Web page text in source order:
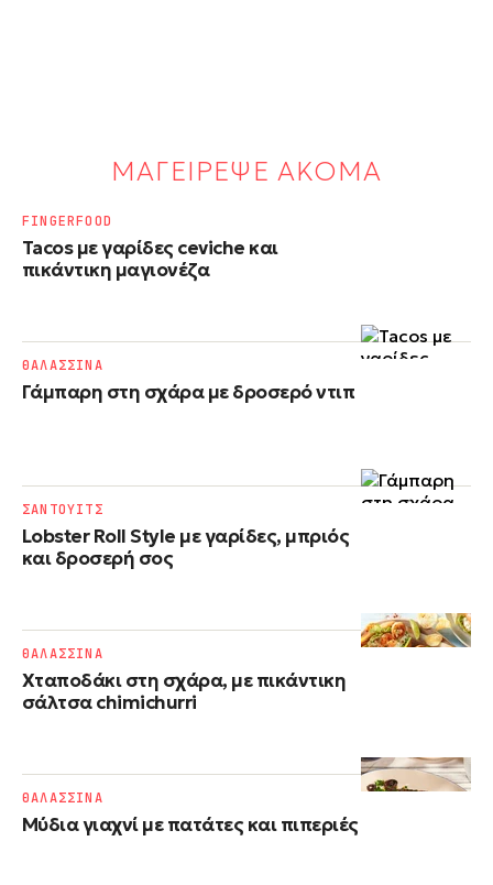
ΜΑΓΕΙΡΕΨΕ ΑΚΟΜΑ
Tacos με γαρίδες ceviche και
πικάντικη μαγιονέζα
FINGERFOOD
Γάμπαρη στη σχάρα με δροσερό ντιπ
ΘΑΛΑΣΣΙΝΑ
Lobster Roll Style με γαρίδες, μπριός
και δροσερή σος
ΣΑΝΤΟΥΙΤΣ
Χταποδάκι στη σχάρα, με πικάντικη
σάλτσα chimichurri
ΘΑΛΑΣΣΙΝΑ
Μύδια γιαχνί με πατάτες και πιπεριές
ΘΑΛΑΣΣΙΝΑ